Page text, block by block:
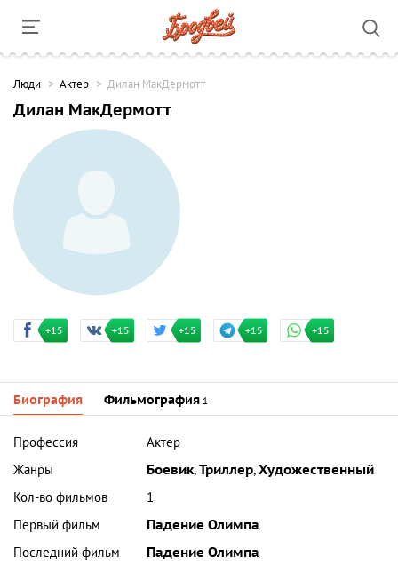
Люди Актер Дилан МакДермотт
Дилан МакДермотт
+15 +15 +15 +15 +15
Биография Фильмография 1
Профессия
Актер
Жанры
Боевик,Триллер,Художественный
Кол-во фильмов
1
Первый фильм
Падение Олимпа
Последний фильм
Падение Олимпа